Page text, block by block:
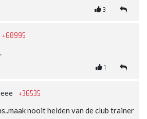
3
+68995
1
+36535
nooit helden van de club trainer